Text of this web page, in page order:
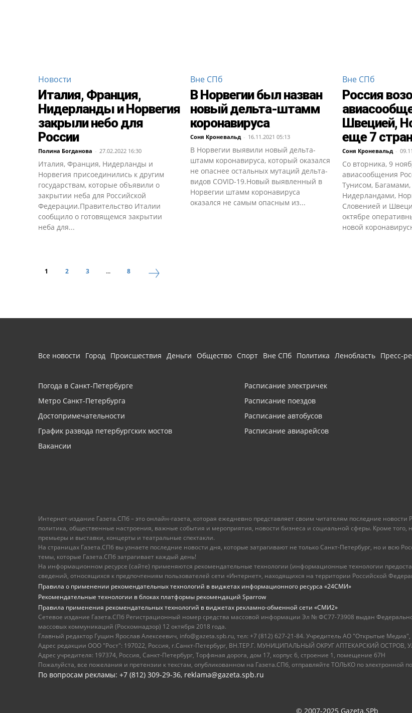
Новости
Италия, Франция,
Нидерланды и Норвегия
закрыли небо для
России
Полина Богданова - 27.02.2022 16:30
Италия, Франция, Нидерланды и
Норвегия присоединились к другим
государствам, которые объявили о
закрытии неба для Российской
Федерации.Правительство Италии
сообщило о готовящемся закрытии
неба для...
Вне СПб
В Норвегии был назван
новый дельта-штамм
коронавируса
Соня Кроневальд - 16.11.2021 05:13
В Норвегии выявили новый дельта-
штамм коронавируса, который оказался
не опаснее остальных мутаций дельта-
видов COVID-19.Новый выявленный в
Норвегии штамм коронавируса
оказался не самым опасным из...
Вне СПб
Россия
Швецией,
еще 7
Соня Кроневальд -
Со вторника, 9
авиасообщения
Тунисом,
Нидерландами,
Словенией и
октябре
новой
1 2 3 ... 8
Все новости Город Происшествия Деньги Общество Спорт Вне СПб Политика Ленобласть Пресс-
Погода в Санкт-Петербурге
Метро Санкт-Петербурга
Достопримечательности
График развода петербургских мостов
Вакансии
Расписание электричек
Расписание поездов
Расписание автобусов
Расписание авиарейсов
Интернет-издание Газета.СПб – это онлайн-газета, которая ежедневно представляет своим читателям последние новости
политика, общественные настроения, важные события и мероприятия, новости бизнеса и социальной сферы. Кроме того,
премьеры и выставки, концерты и театральные спектакли.
На страницах Газета.СПб вы узнаете последние новости дня, которые затрагивают не только Санкт-Петербург, но и всю
темы, которые Газета.СПб затрагивает каждый день!
На информационном ресурсе (сайте) применяются рекомендательные технологии (информационные технологии
сведений, относящихся к предпочтениям пользователей сети «Интернет», находящихся на территории Российской
Правила о применении рекомендательных технологий в виджетах информационного ресурса «24СМИ»
Рекомендательные технологии в блоках платформы рекомендаций Sparrow
Правила применения рекомендательных технологий в виджетах рекламно-обменной сети «СМИ2»
Сетевое издание Газета.СПб Регистрационный номер средства массовой информации Эл № ФС77-73908 выдан
массовых коммуникаций (Роскомнадзор) 12 октября 2018 года.
Главный редактор Гущин Ярослав Алексеевич, info@gazeta.spb.ru, тел: +7 (812) 627-21-84. Учредитель АО "Открытые
Адрес редакции ООО "Рост": 197022, Россия, г.Санкт-Петербург, ВН.ТЕР.Г. МУНИЦИПАЛЬНЫЙ ОКРУГ АПТЕКАРСКИЙ
Адрес учредителя: 197374, Россия, Санкт-Петербург, Торфяная дорога, дом 17, корпус 6, строение 1, помещение 67Н
Пожалуйста, все пожелания и претензии к текстам, опубликованном на Газета.СПб, отправляйте ТОЛЬКО по электронной
По вопросам рекламы: +7 (812) 309-29-36, reklama@gazeta.spb.ru
© 2007-2025 Gazeta.SPb